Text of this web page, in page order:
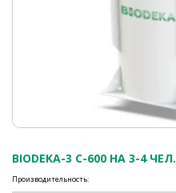
BIODEKA-3 C-600 НА 3-4 ЧЕЛ.
Производительность: